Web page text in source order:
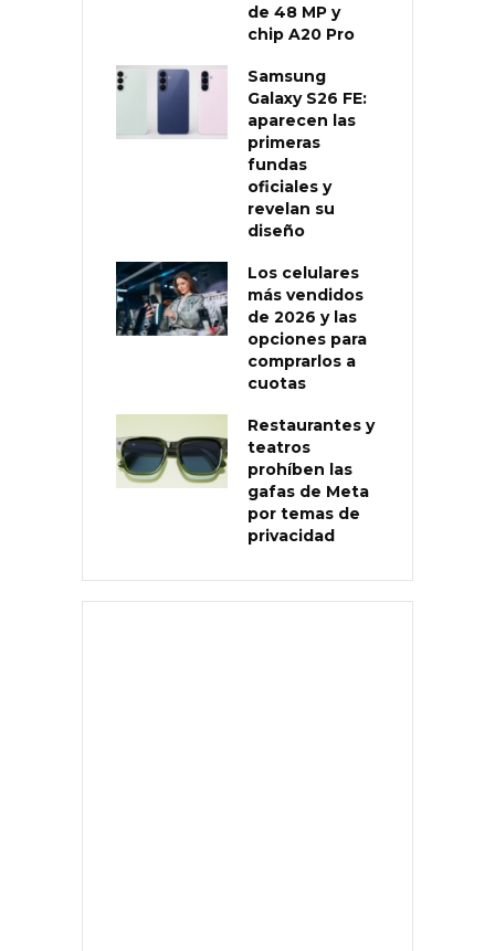
de 48 MP y
chip A20 Pro
Samsung
Galaxy S26 FE:
aparecen las
primeras
fundas
oficiales y
revelan su
diseño
Los celulares
más vendidos
de 2026 y las
opciones para
comprarlos a
cuotas
Restaurantes y
teatros
prohíben las
gafas de Meta
por temas de
privacidad